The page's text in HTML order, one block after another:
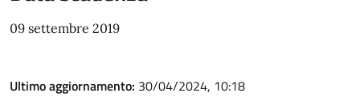
09 settembre 2019
Ultimo aggiornamento: 30/04/2024, 10:18